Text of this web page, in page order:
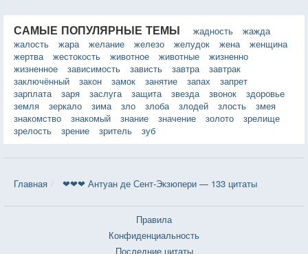
САМЫЕ ПОПУЛЯРНЫЕ ТЕМЫ жадность
жажда
жалость
жара желание железо желудок жена
женщина
жертва
жестокость животное животные
жизненно
жизненное
зависимость зависть завтра
завтрак
заключённый
закон замок занятие запах
запрет
зарплата
заря заслуга защита звезда звонок
здоровье
земля
зеркало зима зло злоба злодей злость
змея
знакомство
знакомый знание значение золото
зрелище
зрелость
зрение зритель зуб
Главная ❤❤❤ Антуан де Сент-Экзюпери — 133 цитаты
Правила
Конфиденциальность
Последние цитаты